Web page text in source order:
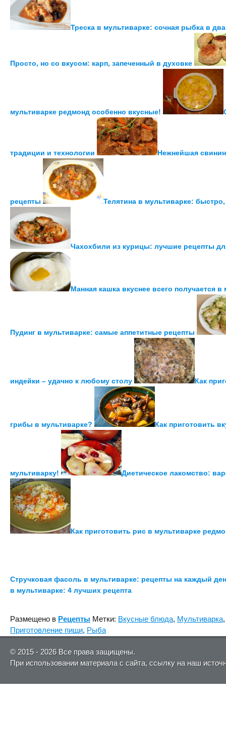
Треска в мультиварке: сочная рыбка в
Просто, но со вкусом: карп, запеченный в духовке
мультиварке редмонд особенно вкусные!
традиции и технологии Нежнейшая
рецепты Телятина в мультиварке:
Чахохбили из курицы: лучшие рецепты
Манная кашка вкуснее всего получается в
Пудинг в мультиварке: самые аппетитные рецепты
индейки – удачно к любому столу Как
грибы в мультиварке? Как приготовить
мультиварку! Диетическое лакомство:
Как приготовить рис в мультиварке
Стручковая фасоль в мультиварке: рецепты на каждый
в мультиварке: 4 лучших рецепта
Размещено в Рецепты Метки: Вкусные блюда, Мультиварка
Приготовление пищи, Рыба
© 2015 - 2026 Все права защищены.
При использовании материала с сайта, ссылку на наш